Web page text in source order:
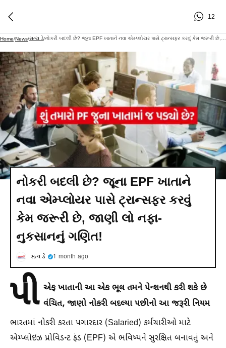
12
Home/News/સત્ય ડે/
નોકરી બદલી છે? જૂના EPF ખાતાને
નવા એમ્પ્લોયર પાસે ટ્રાન્સફર કરવું
કેમ જરૂરી છે, જાણી લો નફા-
નુકસાનનું ગણિત!
સત્ય ડે 1 month ago
પી એફ ખાતાની આ એક ભૂલ તમને પેન્શનથી કરી શકે છે
વંચિત, જાણો નોકરી બદલ્યા પછીનો આ જરૂરી નિયમ
ભારતમાં નોકરી કરતા પગારદાર (Salaried) કર્મચારીઓ માટે
એમ્પ્લોઇઝ પ્રોવિડન્ટ ફંડ (EPF) એ ભવિષ્યને સુરક્ષિત બનાવતું અને